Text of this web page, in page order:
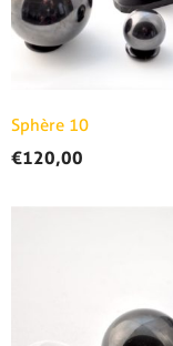
Sphère 10
€120,00